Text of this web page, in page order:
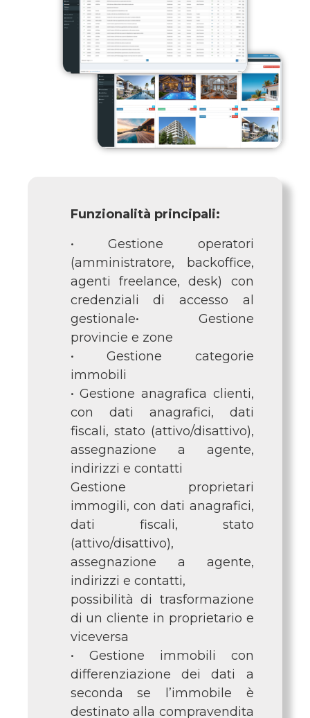
Funzionalità principali:
• Gestione operatori
(amministratore, backoffice,
agenti freelance, desk) con
credenziali di accesso al
gestionale• Gestione
provincie e zone
• Gestione categorie
immobili
• Gestione anagrafica clienti,
con dati anagrafici, dati
fiscali, stato (attivo/disattivo),
assegnazione a agente,
indirizzi e contatti
Gestione proprietari
immogili, con dati anagrafici,
dati fiscali, stato
(attivo/disattivo),
assegnazione a agente,
indirizzi e contatti,
possibilità di trasformazione
di un cliente in proprietario e
viceversa
• Gestione immobili con
differenziazione dei dati a
seconda se l’immobile è
destinato alla compravendita